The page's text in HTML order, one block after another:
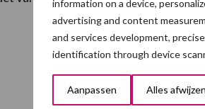
information on a device,
advertising and content
and services development,
identification through device
Aanpassen Alles afwijzen